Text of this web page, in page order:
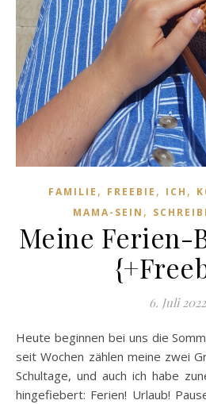
FAMILIE , FREEBIE , ICH ,
MAMA-SEIN ,
Meine Ferien-
6. Juli 2022
Heute beginnen bei uns die Sommerferien – endlich! Schon
seit Wochen zählen meine zwei
Schultage, und auch ich habe
hingefiebert: Ferien! Urlaub!